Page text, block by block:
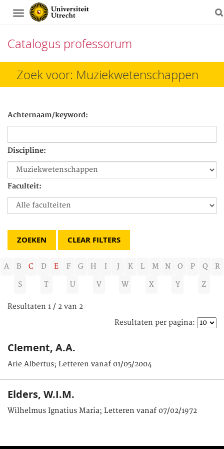
Navigation
Catalogus professorum
Direct
naar
inhoud
Zoek voor: Muziekwetenschappen
Achternaam/keyword:
Discipline:
Faculteit:
CLEAR FILTERS
A B C D E F G H I J K L M N O P Q
R
S
T U V W X Y Z
Resultaten 1 / 2 van 2
Resultaten per pagina:
Clement, A.A.
Arie Albertus; Letteren vanaf 01/05/2004
Elders, W.I.M.
Wilhelmus Ignatius Maria; Letteren vanaf 07/02/1972